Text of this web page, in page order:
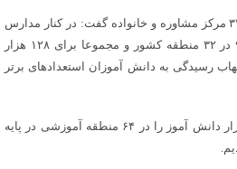
وی همچنین با اشاره به فعالیت ۳۷۱ مرکز مشاوره و خانواده گفت: در کنار مدارس
سمپاد، طرح شهاب را از سال ۹۳ در ۳۲ منطقه کشور و مجموعا برای ۱۲۸ هزار
رسیدگی به دانش آموزان استعدادهای برتر
فانی ادامه داد: امسال نیز ۳۸۶ هزار دانش آموز را در ۶۴ منطقه آموزشی در پایه